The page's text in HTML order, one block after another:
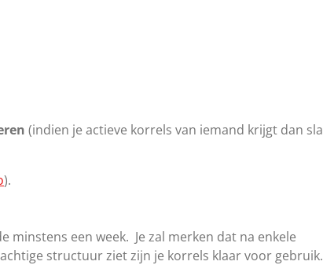
(indien je actieve korrels van iemand krijgt dan sla
).
minstens een week. Je zal merken dat na enkele
structuur ziet zijn je korrels klaar voor gebruik.